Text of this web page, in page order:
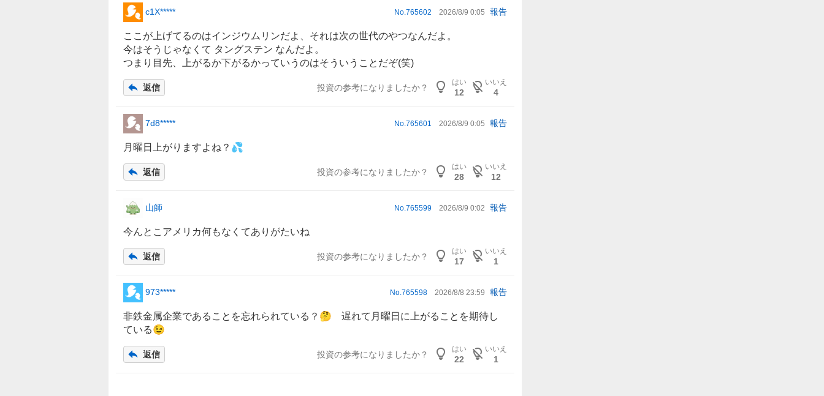
c1X***** No. 765602 2026/8/9 0:05 報告
ここが上げてるのはインジウムリンだよ、それは次の世代のやつなんだよ。
今はそうじゃなくて タングステン なんだよ。
つまり目先、上がるか下がるかっていうのはそういうことだぞ(笑)
返信 投資の参考になりましたか？
はい
12
いいえ
4
7d8***** No. 765601 2026/8/9 0:05 報告
月曜日上がりますよね？💦
返信 投資の参考になりましたか？
はい
28
いいえ
12
山師 No. 765599 2026/8/9 0:02 報告
今んとこアメリカ何もなくてありがたいね
返信 投資の参考になりましたか？
はい
17
いいえ
1
973***** No. 765598 2026/8/8 23:59 報告
非鉄金属企業であることを忘れられている？🤔 遅れて月曜日に上がることを期待し
ている😉
返信 投資の参考になりましたか？
はい
22
いいえ
1